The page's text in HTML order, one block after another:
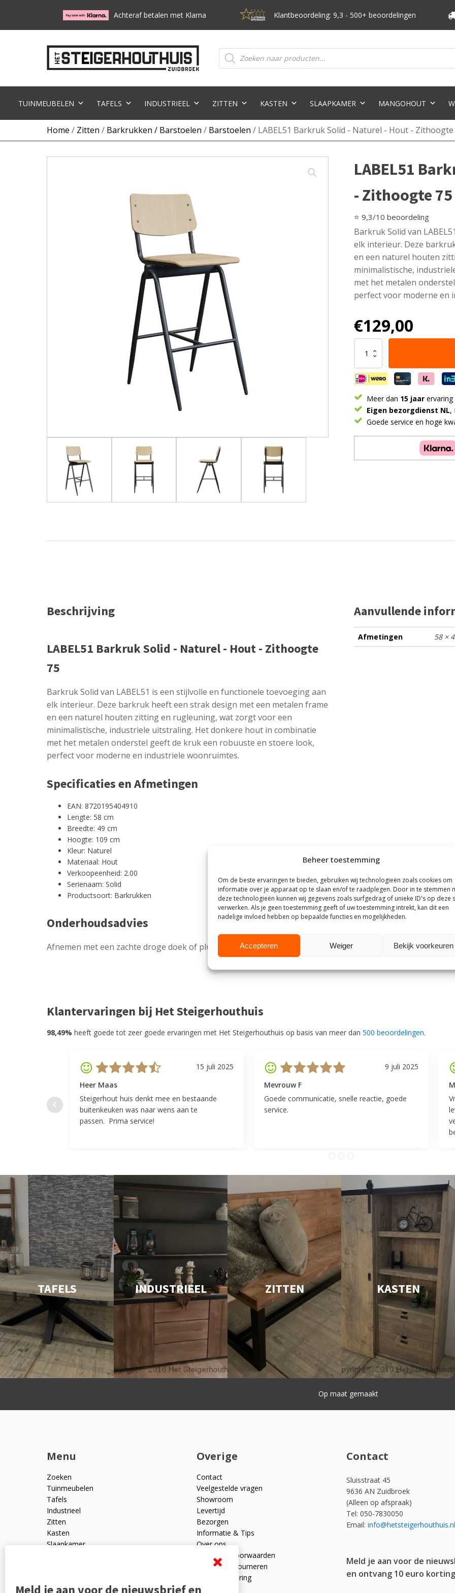
Beheer toestemming
Om de beste ervaringen te bieden, gebruiken wij technologieën zoals cookies om
informatie over je apparaat op te slaan en/of te raadplegen. Door in te stemmen
deze technologieën kunnen wij gegevens zoals surfgedrag of unieke ID's op deze
verwerken. Als je geen toestemming geeft of uw toestemming intrekt, kan dit een
nadelige invloed hebben op bepaalde functies en mogelijkheden.
Accepteren Weiger Bekijk voorkeuren
Achteraf betalen met Klarna Klantbeoordeling: 9,3 - 500+ beoordelingen
Producten
zoeken
TUINMEUBELEN TAFELS INDUSTRIEEL ZITTEN KASTEN SLAAPKAMER MANGOHOUT
Home / Zitten / Barkrukken / Barstoelen / Barstoelen / LABEL51 Barkruk Solid - Naturel - Hout - Zithoogte
LABEL51
- Zithoogte 75
⭐ 9,3/10 beoordeling
Barkruk Solid van
elk interieur. Deze
en een naturel houten
minimalistische,
met het metalen
perfect voor moderne en
€129,00
Barkruk
Solid
-
Naturel
-
Hout
Zithoogte
75
Meer dan 15 jaar ervaring
Eigen bezorgdienst NL,
Goede service en hoge
Beschrijving
LABEL51 Barkruk Solid - Naturel - Hout - Zithoogte
75
Barkruk Solid van LABEL51 is een stijlvolle en functionele toevoeging aan
elk interieur. Deze barkruk heeft een strak design met een metalen frame
en een naturel houten zitting en rugleuning, wat zorgt voor een
minimalistische, industriele uitstraling. Het donkere hout in combinatie
met het metalen onderstel geeft de kruk een robuuste en stoere look,
perfect voor moderne en industriele woonruimtes.
Specificaties en Afmetingen
EAN: 8720195404910
Lengte: 58 cm
Breedte: 49 cm
Hoogte: 109 cm
Kleur: Naturel
Materiaal: Hout
Verkoopeenheid: 2.00
Serienaam: Solid
Productsoort: Barkrukken
Onderhoudsadvies
Afnemen met een zachte droge doek of plumeau
Aanvullende
Afmetingen 58 ×
Klantervaringen bij Het Steigerhouthuis
98,49% heeft goede tot zeer goede ervaringen met Het Steigerhouthuis op basis van meer dan 500 beoordelingen.
15 juli 2025
Heer Maas
Steigerhout huis denkt mee en bestaande
buitenkeuken was naar wens aan te
passen. Prima service!
9 juli 2025
Mevrouw F
Goede communicatie, snelle reactie, goede
service.
TAFELS INDUSTRIEEL ZITTEN KASTEN
Snelle levering
Menu
Zoeken
Tuinmeubelen
Tafels
Industrieel
Zitten
Kasten
Slaapkamer
Outlet
Overige
Contact
Veelgestelde vragen
Showroom
Levertijd
Bezorgen
Informatie & Tips
Over ons
Algemene voorwaarden
Ruilen en retourneren
Privacyverklaring
Reviewpolicy
Contact
Sluisstraat 45
9636 AN Zuidbroek
(Alleen op afspraak)
Tel: 050-7830050
Email: info@hetsteigerhouthuis.nl
Meld je aan voor de
en ontvang 10 euro
Meld je aan voor de nieuwsbrief en